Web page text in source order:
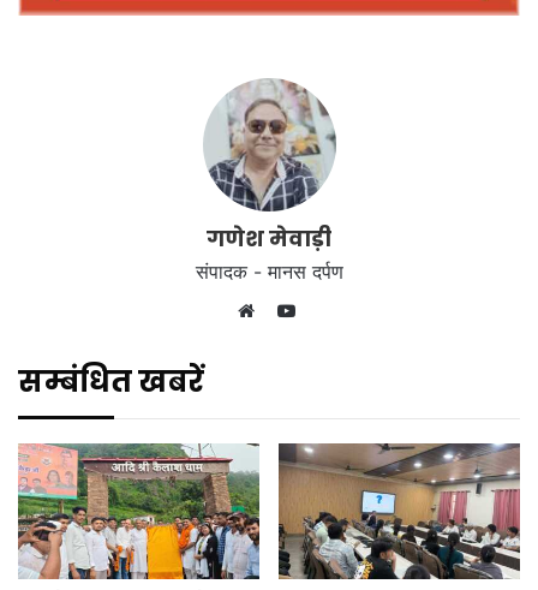
गणेश मेवाड़ी
संपादक - मानस दर्पण
YouTube
सम्बंधित खबरें